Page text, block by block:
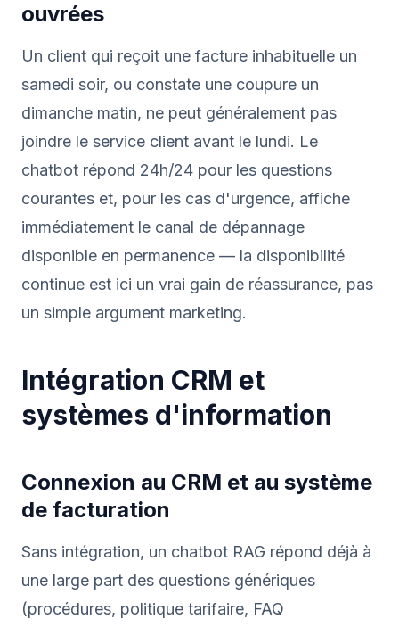
ouvrées
Un client qui reçoit une facture inhabituelle un
samedi soir, ou constate une coupure un
dimanche matin, ne peut généralement pas
joindre le service client avant le lundi. Le
chatbot répond 24h/24 pour les questions
courantes et, pour les cas d'urgence, affiche
immédiatement le canal de dépannage
disponible en permanence — la disponibilité
continue est ici un vrai gain de réassurance, pas
un simple argument marketing.
Intégration CRM et
systèmes d'information
Connexion au CRM et au système
de facturation
Sans intégration, un chatbot RAG répond déjà à
une large part des questions génériques
(procédures, politique tarifaire, FAQ